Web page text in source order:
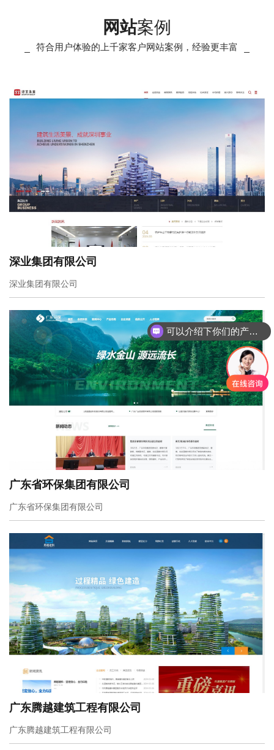
网站案例
符合用户体验的上千家客户网站案例，经验更丰富
深业集团有限公司
深业集团有限公司
广东省环保集团有限公司
广东省环保集团有限公司
广东腾越建筑工程有限公司
广东腾越建筑工程有限公司
可以介绍下你们的产品么
你们是怎么收费的呢